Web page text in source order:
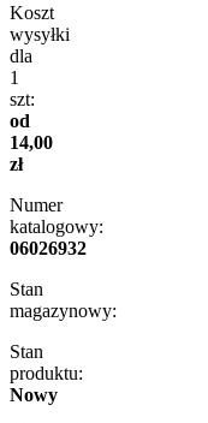
Koszt
wysyłki
dla
1
szt:
od
14,00
zł
Numer
katalogowy:
06026932
Stan
magazynowy:
Stan
produktu:
Nowy